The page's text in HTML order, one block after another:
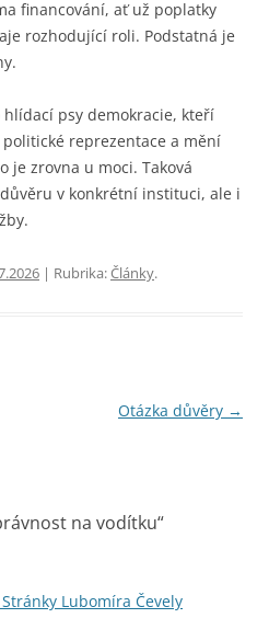
financování, ať už poplatky
rozhodující roli. Podstatná je
psy demokracie, kteří
reprezentace a mění
je zrovna u moci. Taková
v konkrétní instituci, ale i
| Rubrika:Články.
Otázka důvěry →
na vodítku“
Lubomíra Čevely